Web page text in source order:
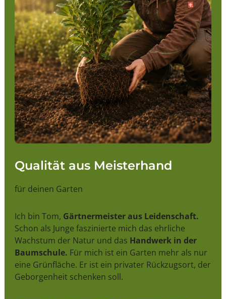
Qualität aus Meisterhand
für deinen Garten
Ich bin Tom, Gärtnermeister aus Leidenschaft.
Schon als Junge faszinierte mich das ehrliche
Wachstum der Natur und das Handwerk in der
Baumschule. Für mich ist ein Garten mehr als nur
eine Grünfläche. Er ist ein privater Rückzugsort, der
Geborgenheit schenken soll.